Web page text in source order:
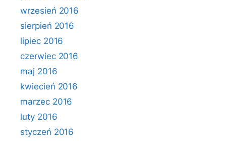
wrzesień 2016
sierpień 2016
lipiec 2016
czerwiec 2016
maj 2016
kwiecień 2016
marzec 2016
luty 2016
styczeń 2016